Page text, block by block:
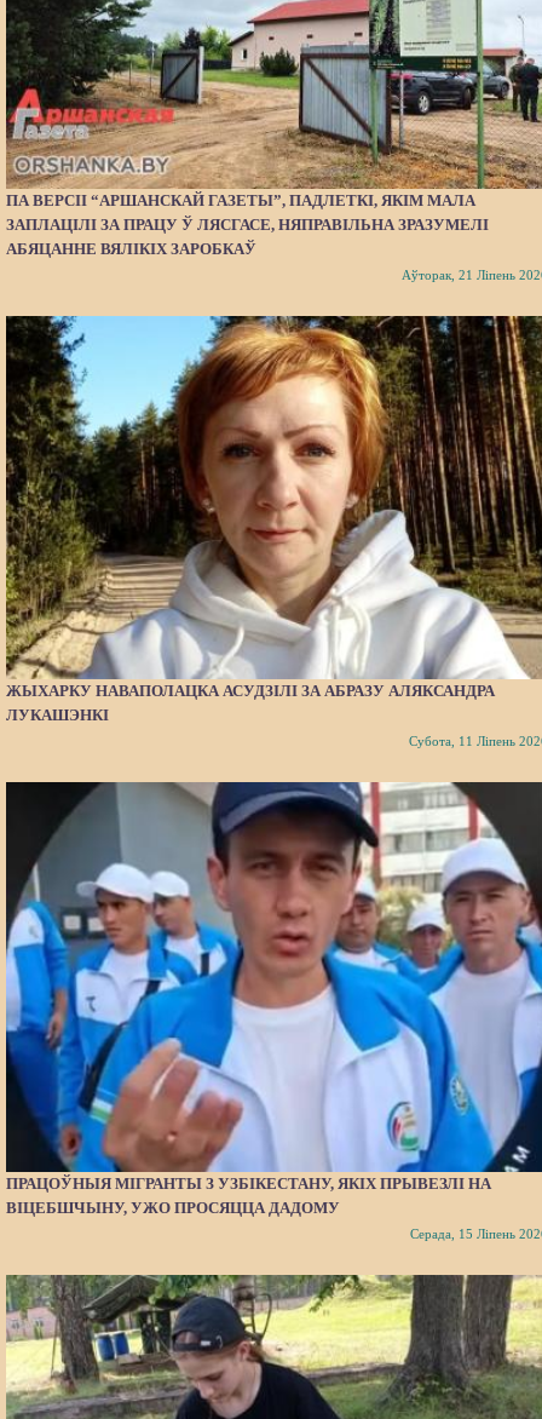
ПА ВЕРСІІ “АРШАНСКАЙ ГАЗЕТЫ”, ПАДЛЕТКІ, ЯКІМ МАЛА
ЗАПЛАЦІЛІ ЗА ПРАЦУ Ў ЛЯСГАСЕ, НЯПРАВІЛЬНА ЗРАЗУМЕЛІ
АБЯЦАННЕ ВЯЛІКІХ ЗАРОБКАЎ
Аўторак, 21 Ліпень
ЖЫХАРКУ НАВАПОЛАЦКА АСУДЗІЛІ ЗА АБРАЗУ АЛЯКСАНДРА
ЛУКАШЭНКІ
Субота, 11 Ліпень
ПРАЦОЎНЫЯ МІГРАНТЫ З УЗБІКЕСТАНУ, ЯКІХ ПРЫВЕЗЛІ НА
ВІЦЕБШЧЫНУ, УЖО ПРОСЯЦЦА ДАДОМУ
Серада, 15 Ліпень